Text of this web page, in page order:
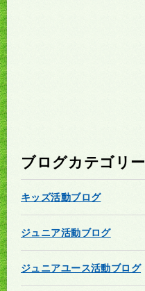
ブログカテゴリー
キッズ活動ブログ
ジュニア活動ブログ
ジュニアユース活動ブログ